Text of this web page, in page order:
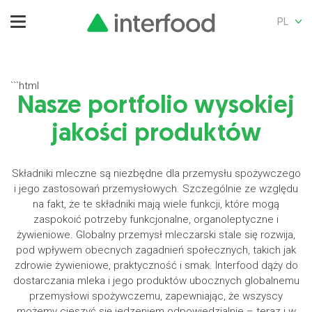
PL
```html
Nasze portfolio wysokiej
jakości produktów
Składniki mleczne są niezbędne dla przemysłu spożywczego
i jego zastosowań przemysłowych. Szczególnie ze względu
na fakt, że te składniki mają wiele funkcji, które mogą
zaspokoić potrzeby funkcjonalne, organoleptyczne i
żywieniowe. Globalny przemysł mleczarski stale się rozwija,
pod wpływem obecnych zagadnień społecznych, takich jak
zdrowie żywieniowe, praktyczność i smak. Interfood dąży do
dostarczania mleka i jego produktów ubocznych globalnemu
przemysłowi spożywczemu, zapewniając, że wszyscy